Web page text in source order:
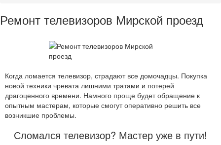
Ремонт телевизоров Мирской проезд
Когда ломается телевизор, страдают все домочадцы. Покупка
новой техники чревата лишними тратами и потерей
драгоценного времени. Намного проще будет обращение к
опытным мастерам, которые смогут оперативно решить все
возникшие проблемы.
Сломался телевизор? Мастер уже в пути!